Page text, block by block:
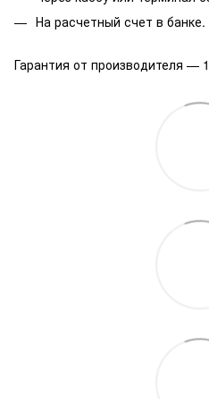
На расчетный счет в банке.
Гарантия от производителя —